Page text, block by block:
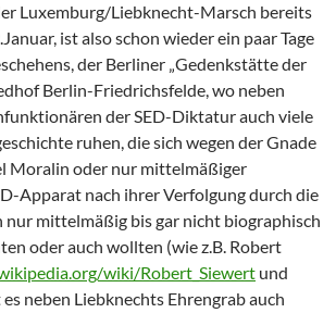
Luxemburg/Liebknecht-Marsch bereits
ist also schon wieder ein paar Tage
der Berliner „Gedenkstätte der
Berlin-Friedrichsfelde, wo neben
der SED-Diktatur auch viele
ruhen, die sich wegen der Gnade
Moralin oder nur mittelmäßiger
Apparat nach ihrer Verfolgung durch die
mittelmäßig bis gar nicht biographisch
oder auch wollten (wie z.B. Robert
wiki/Robert_Siewert und
neben Liebknechts Ehrengrab auch